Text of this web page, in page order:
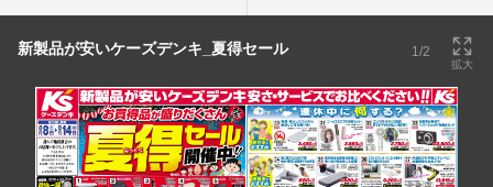
新製品が安いケーズデンキ_夏得セール 1/2
拡大